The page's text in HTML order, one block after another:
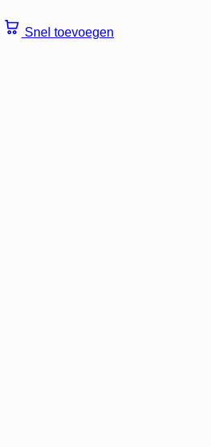
Snel toevoegen